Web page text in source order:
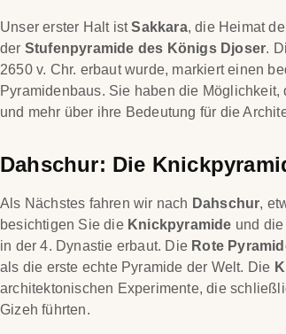
Unser erster Halt istSakkara, die Heimat
der Stufenpyramide des Königs Djoser.
2650 v. Chr. erbaut wurde, markiert einen
Pyramidenbaus. Sie haben die
und mehr über ihre Bedeutung für die
Dahschur: Die
Als Nächstes fahren wir nach Dahschur,
besichtigen Sie die Knickpyramide und die
in der 4. Dynastie erbaut. Die Rote
als die erste echte Pyramide der Welt. Die
architektonischen Experimente, die
Gizeh führten.